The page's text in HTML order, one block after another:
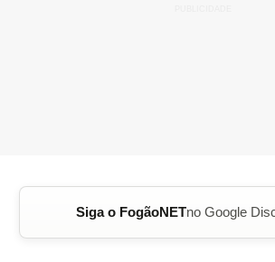
Siga o FogãoNETno Google